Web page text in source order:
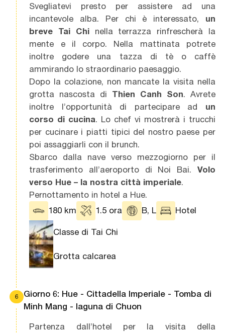
Svegliatevi presto per assistere ad una
incantevole alba. Per chi è interessato, un
breve Tai Chinella terrazza rinfrescherà la
mente e il corpo. Nella mattinata potrete
inoltre godere una tazza di tè o caffè
ammirando lo straordinario paesaggio.
Dopo la colazione, non mancate la visita nella
grotta nascosta di Thien Canh Son. Avrete
inoltre l’opportunità di partecipare ad un
corso di cucina. Lo chef vi mostrerà i trucchi
per cucinare i piatti tipici del nostro paese per
poi assaggiarli con il brunch.
Sbarco dalla nave verso mezzogiorno per il
trasferimento all’aeroporto di Noi Bai. Volo
verso Hue – la nostra città imperiale.
Pernottamento in hotel a Hue.
180 km
1.5 ora B, L Hotel
Classe di Tai Chi
Grotta calcarea
6
Giorno 6: Hue - Cittadella Imperiale - Tomba di
Minh Mang - laguna di Chuon
Partenza dall’hotel per la visita della